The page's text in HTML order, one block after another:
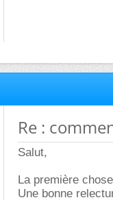
Re :
Salut,
La première
Une bonne